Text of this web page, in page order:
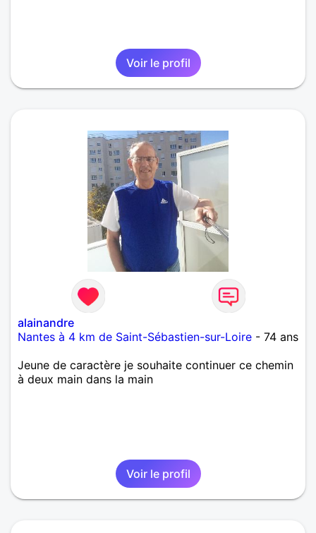
Voir le profil
alainandre
Nantes à 4 km de Saint-Sébastien-sur-Loire - 74 ans
Jeune de caractère je souhaite continuer ce chemin
à deux main dans la main
Voir le profil